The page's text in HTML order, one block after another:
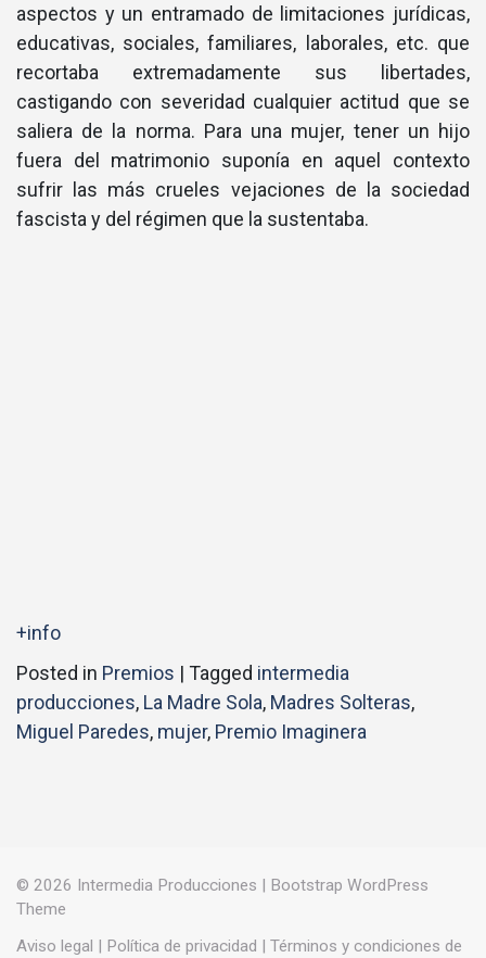
aspectos y un entramado de limitaciones jurí­dicas,
educativas, sociales, familiares, laborales, etc. que
recortaba extremadamente sus libertades,
castigando con severidad cualquier actitud que se
saliera de la norma. Para una mujer, tener un hijo
fuera del matrimonio suponí­a en aquel contexto
sufrir las más crueles vejaciones de la sociedad
fascista y del régimen que la sustentaba.
+info
Posted in Premios | Tagged intermedia
producciones, La Madre Sola, Madres Solteras,
Miguel Paredes, mujer, Premio Imaginera
© 2026 Intermedia Producciones | Bootstrap WordPress
Theme
Aviso legal | Política de privacidad | Términos y condiciones de